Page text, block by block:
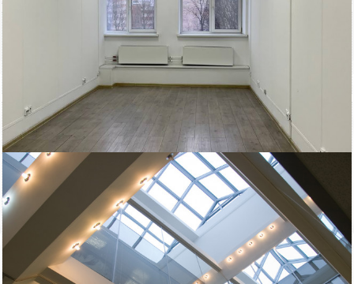
Биз-Цен Показать телефон
Электричество: есть
Водоснабжение: есть
Охрана: есть
Интернет: есть
Этаж: 2
Этажей всего: 6
Снять, арендовать офисное помещение:
Описание бизнес-центра:
Помимо этого, рядом располагается памятник ландшафтной
архитектуры — уютный парк «Екатерингоф». Также для
арендаторов имеется просторная платная охраняемая парковка
на территории самого комплекса.
Характеристики:
БЦ работает: 8. 22